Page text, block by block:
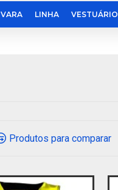
VARA LINHA VESTUÁRIO
Produtos para comparar